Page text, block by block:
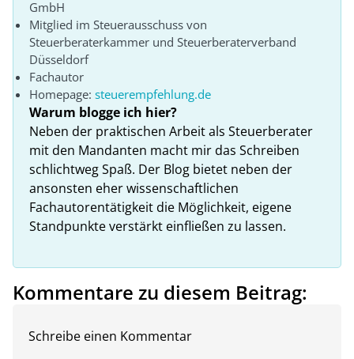
GmbH
Mitglied im Steuerausschuss von
Steuerberaterkammer und Steuerberaterverband
Düsseldorf
Fachautor
Homepage: steuerempfehlung.de
Warum blogge ich hier?
Neben der praktischen Arbeit als Steuerberater
mit den Mandanten macht mir das Schreiben
schlichtweg Spaß. Der Blog bietet neben der
ansonsten eher wissenschaftlichen
Fachautorentätigkeit die Möglichkeit, eigene
Standpunkte verstärkt einfließen zu lassen.
Kommentare zu diesem Beitrag:
Schreibe einen Kommentar